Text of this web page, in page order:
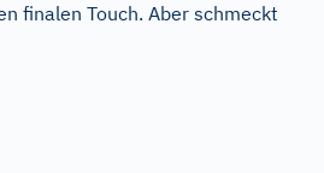
finalen Touch. Aber schmeckt